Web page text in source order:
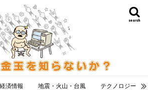
search
経済情報 地震・火山・台風 テクノロジー